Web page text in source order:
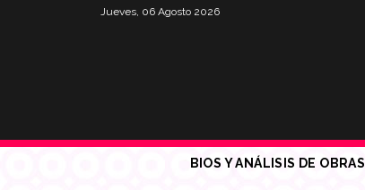
Jueves, 06 Agosto 2026
BIOS Y ANÁLISIS DE OBRAS